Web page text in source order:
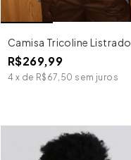
Camisa Tricoline Listrado
R$269,99
4 x de R$67,50 sem juros